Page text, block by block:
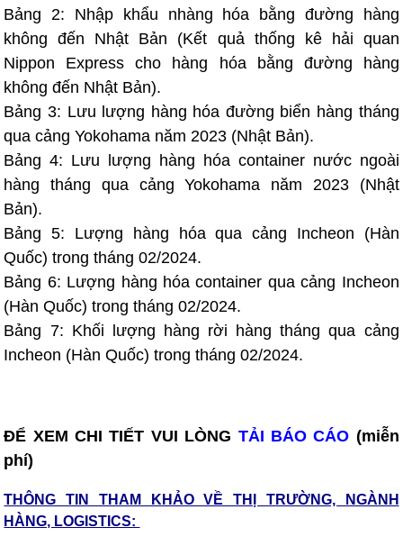
Bảng 2: Nhập khẩu nhàng hóa bằng đường hàng
không đến Nhật Bản (Kết quả thống kê hải quan
Nippon Express cho hàng hóa bằng đường hàng
không đến Nhật Bản).
Bảng 3: Lưu lượng hàng hóa đường biển hàng tháng
qua cảng Yokohama năm 2023 (Nhật Bản).
Bảng 4: Lưu lượng hàng hóa container nước ngoài
hàng tháng qua cảng Yokohama năm 2023 (Nhật
Bản).
Bảng 5: Lượng hàng hóa qua cảng Incheon (Hàn
Quốc) trong tháng 02/2024.
Bảng 6: Lượng hàng hóa container qua cảng Incheon
(Hàn Quốc) trong tháng 02/2024.
Bảng 7: Khối lượng hàng rời hàng tháng qua cảng
Incheon (Hàn Quốc) trong tháng 02/2024.
ĐỂ XEM CHI TIẾT VUI LÒNG TẢI BÁO CÁO (miễn
phí)
THÔNG TIN THAM KHẢO VỀ THỊ TRƯỜNG, NGÀNH
HÀNG, LOGISTICS: